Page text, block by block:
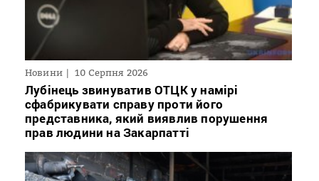
Новини 10 Серпня 2026
Лубінець звинуватив ОТЦК у намірі
сфабрикувати справу проти його
представника, який виявлив порушення
прав людини на Закарпатті